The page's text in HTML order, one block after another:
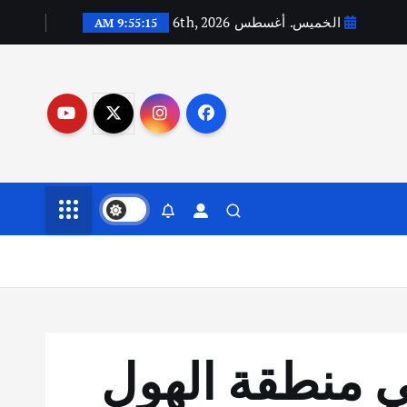
الخميس. أغسطس 6th, 2026 9:55:17 AM
منطقة الهول